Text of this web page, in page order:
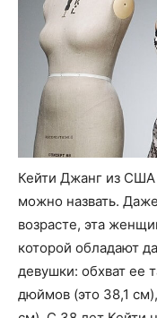
Кейти Джанг из США
можно назвать.
возрасте, эта
которой обладают
девушки: обхват ее
дюймов (это 38,1